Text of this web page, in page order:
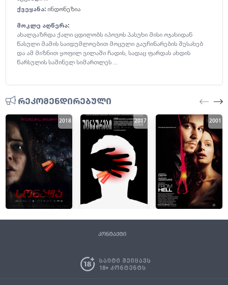
ქვეყანა: ინდონეზია
მოკლე აღწერა:
ახალგაზრდა ქალი ცდილობს იპოვოს პასუხი მისი ოჯახიდან
წასული მამის საიდუმლოებით მოცული გაუჩინარების შესახებ
და ამ მიზნით ყოფილ ვილაში ჩადის, სადაც ფარდას ახდის
წარსულის საშინელ სიმართლეს ...
რეკომენდირებული
2018 2017 2001
კონტაქტი